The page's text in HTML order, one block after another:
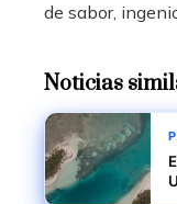
de sabor,
Noticias